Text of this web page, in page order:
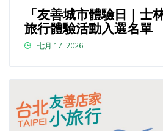
「友善城市體驗日｜士
旅行體驗活動入選名單
七月 17, 2026